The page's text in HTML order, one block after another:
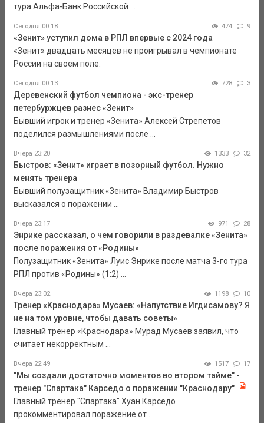
тура Альфа-Банк Российской ...
Сегодня 00:18 474 9
«Зенит» уступил дома в РПЛ впервые с 2024 года
«Зенит» двадцать месяцев не проигрывал в чемпионате
России на своем поле.
Сегодня 00:13 728 3
Деревенский футбол чемпиона - экс-тренер
петербуржцев разнес «Зенит»
Бывший игрок и тренер «Зенита» Алексей Стрепетов
поделился размышлениями после ...
Вчера 23:20 1333 32
Быстров: «Зенит» играет в позорный футбол. Нужно
менять тренера
Бывший полузащитник «Зенита» Владимир Быстров
высказался о поражении ...
Вчера 23:17 971 28
Энрике рассказал, о чем говорили в раздевалке «Зенита»
после поражения от «Родины»
Полузащитник «Зенита» Луис Энрике после матча 3-го тура
РПЛ против «Родины» (1:2) ...
Вчера 23:02 1198 10
Тренер «Краснодара» Мусаев: «Напутствие Игдисамову? Я
не на том уровне, чтобы давать советы»
Главный тренер «Краснодара» Мурад Мусаев заявил, что
считает некорректным ...
Вчера 22:49 1517 17
"Мы создали достаточно моментов во втором тайме" -
тренер "Спартака" Карседо о поражении "Краснодару"
Главный тренер "Спартака" Хуан Карседо
прокомментировал поражение от ...